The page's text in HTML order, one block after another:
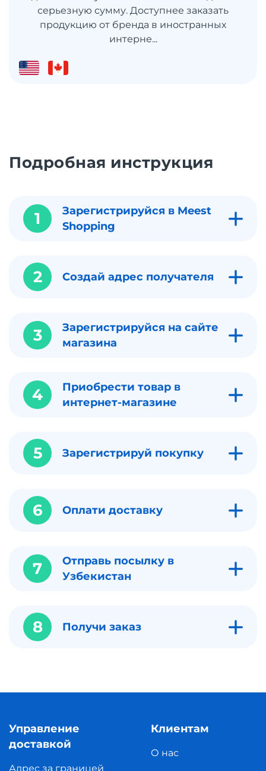
серьезную сумму. Доступнее заказать
продукцию от бренда в иностранных
интерне...
Подробная инструкция
1
Зарегистрируйся в Meest
Shopping
2 Создай адрес получателя
3
Зарегистрируйся на сайте
магазина
4
Приобрести товар в
интернет-магазине
5 Зарегистрируй покупку
6 Оплати доставку
7
Отправь посылку в
Узбекистан
8 Получи заказ
Управление
доставкой
Адрес за границей
Клиентам
О нас